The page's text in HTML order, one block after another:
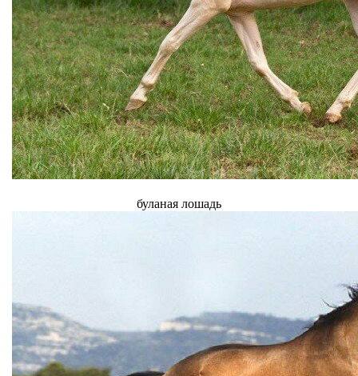
буланая лошадь